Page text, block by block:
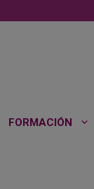
FORMACIÓN